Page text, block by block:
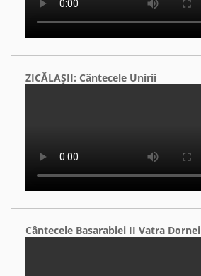
ZICĂLAŞII: Cântecele Unirii
Cântecele Basarabiei II Vatra Dornei